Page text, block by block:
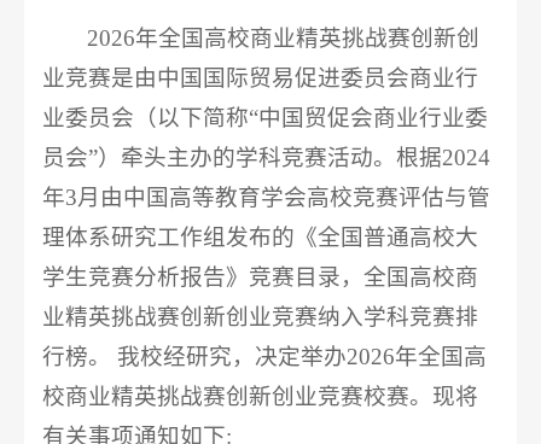
2026年全国高校商业精英挑战赛创新创
业竞赛是由中国国际贸易促进委员会商业行
业委员会（以下简称“中国贸促会商业行业委
员会”）牵头主办的学科竞赛活动。根据2024
年3月由中国高等教育学会高校竞赛评估与管
理体系研究工作组发布的《全国普通高校大
学生竞赛分析报告》竞赛目录，全国高校商
业精英挑战赛创新创业竞赛纳入学科竞赛排
行榜。 我校经研究，决定举办2026年全国高
校商业精英挑战赛创新创业竞赛校赛。现将
有关事项通知如下: